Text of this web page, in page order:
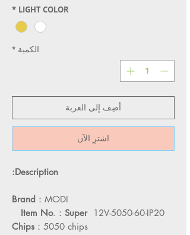
LIGHT COLOR
*
الكمية *
أضِف إلى العربة
اشترِ الآن
Description:
Brand ：MODI
Item No.： Super12V-5050-60-IP20
Chips ：5050 chips